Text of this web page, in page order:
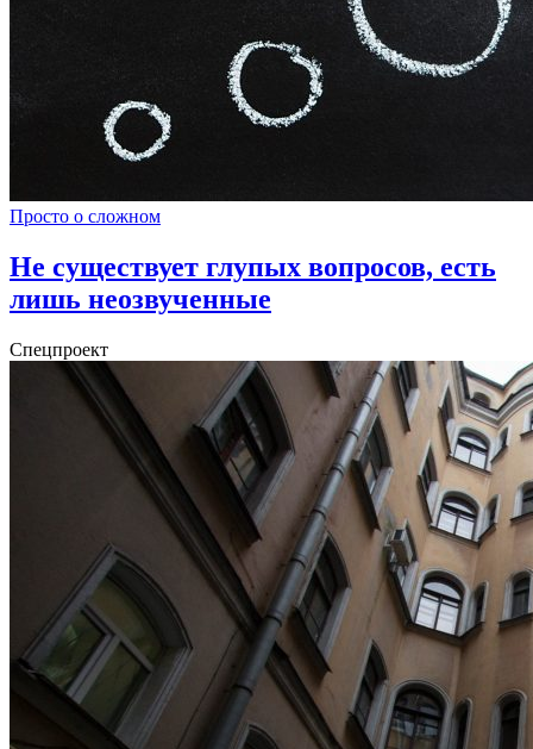
Просто о сложном
Не существует глупых вопросов, есть
лишь неозвученные
Спецпроект